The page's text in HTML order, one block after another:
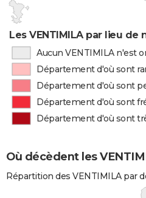
Les VENTIMILA par lieu de
Aucun VENTIMILA n'est
Département d'où sont
Département d'où sont
Département d'où sont
Département d'où sont
Où décèdent les
Répartition des VENTIMILA par